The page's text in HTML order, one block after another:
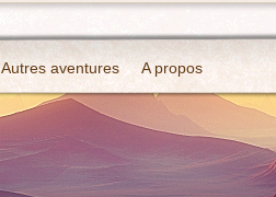
Autres aventures A propos